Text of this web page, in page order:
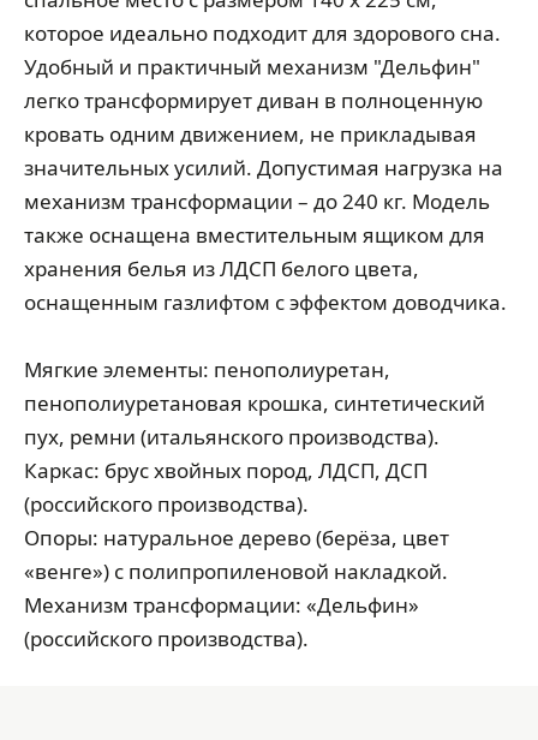
которое идеально подходит для здорового сна.
Удобный и практичный механизм "Дельфин"
легко трансформирует диван в полноценную
кровать одним движением, не прикладывая
значительных усилий. Допустимая нагрузка на
механизм трансформации – до 240 кг. Модель
также оснащена вместительным ящиком для
хранения белья из ЛДСП белого цвета,
оснащенным газлифтом с эффектом доводчика.
Мягкие элементы: пенополиуретан,
пенополиуретановая крошка, синтетический
пух, ремни (итальянского производства).
Каркас: брус хвойных пород, ЛДСП, ДСП
(российского производства).
Опоры: натуральное дерево (берёза, цвет
«венге») с полипропиленовой накладкой.
Механизм трансформации: «Дельфин»
(российского производства).